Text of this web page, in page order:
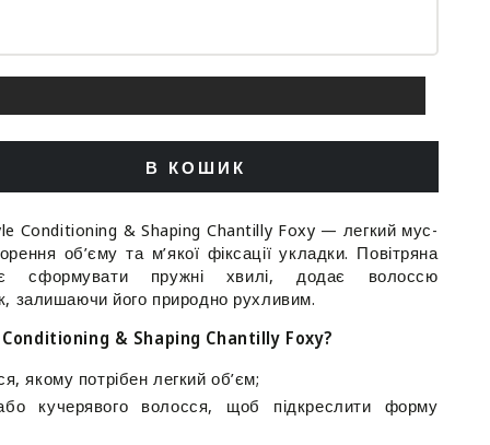
В КОШИК
Conditioning & Shaping Chantilly Foxy — легкий мус-
об’єму та м’якої фіксації укладки. Повітряна
сформувати пружні хвилі, додає волоссю
залишаючи його природно рухливим.
& Shaping Chantilly Foxy?
якому потрібен легкий об’єм;
кучерявого волосся, щоб підкреслити форму